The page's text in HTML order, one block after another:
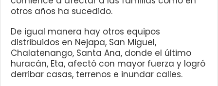
otros años ha sucedido.
De igual manera hay otros equipos
distribuidos en Nejapa, San Miguel,
Chalatenango, Santa Ana, donde el último
huracán, Eta, afectó con mayor fuerza y logró
derribar casas, terrenos e inundar calles.